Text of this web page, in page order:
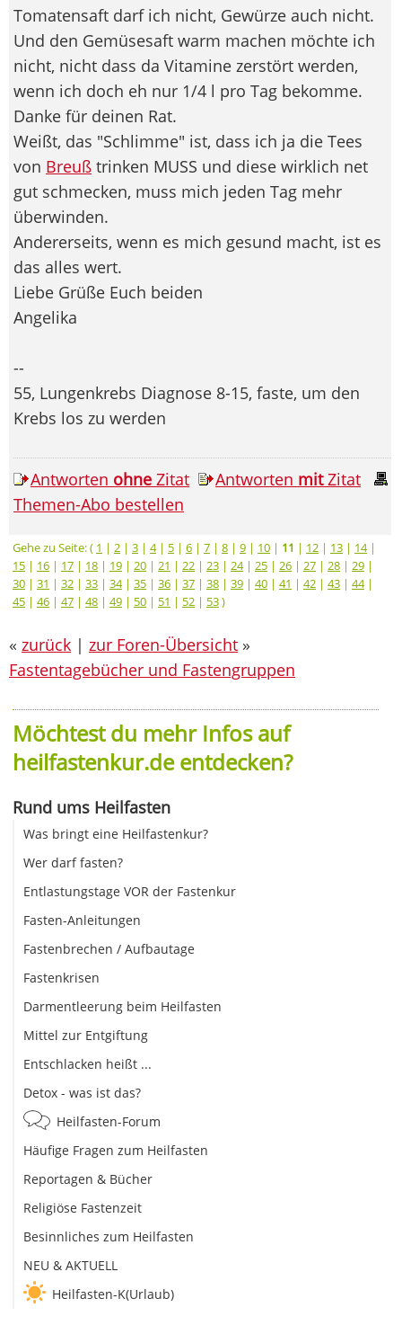
Tomatensaft darf ich nicht, Gewürze auch nicht.
Und den Gemüsesaft warm machen möchte ich
nicht, nicht dass da Vitamine zerstört werden,
wenn ich doch eh nur 1/4 l pro Tag bekomme.
Danke für deinen Rat.
Weißt, das "Schlimme" ist, dass ich ja die Tees
von Breuß trinken MUSS und diese wirklich net
gut schmecken, muss mich jeden Tag mehr
überwinden.
Andererseits, wenn es mich gesund macht, ist es
das alles wert.
Liebe Grüße Euch beiden
Angelika
--
55, Lungenkrebs Diagnose 8-15, faste, um den
Krebs los zu werden
Antworten ohne Zitat Antworten mitZitat
Themen-Abo bestellen
Gehe zu Seite: ( 1 | 2 | 3 | 4| 5 | 6 | 7 | 8 | 9 | 10 | 11 | 12 | 13 | 14|
15 | 16 | 17 | 18 | 19 | 20 | 21 | 22 | 23 | 24| 25 | 26 | 27 | 28 | 29 |
30 | 31 | 32 | 33 | 34| 35 | 36 | 37 | 38 | 39 | 40 | 41 | 42 | 43 | 44|
45 | 46 | 47 | 48 | 49 | 50 | 51 | 52 | 53)
« zurück | zur Foren-Übersicht »
Fastentagebücher und Fastengruppen
Möchtest du mehr Infos auf
heilfastenkur.de entdecken?
Rund ums Heilfasten
Was bringt eine Heilfastenkur?
Wer darf fasten?
Entlastungstage VOR der Fastenkur
Fasten-Anleitungen
Fastenbrechen / Aufbautage
Fastenkrisen
Darmentleerung beim Heilfasten
Mittel zur Entgiftung
Entschlacken heißt ...
Detox - was ist das?
Heilfasten-Forum
Häufige Fragen zum Heilfasten
Reportagen & Bücher
Religiöse Fastenzeit
Besinnliches zum Heilfasten
NEU & AKTUELL
Heilfasten-K(Urlaub)